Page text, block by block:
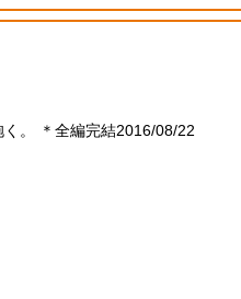
。 ＊全編完結2016/08/22